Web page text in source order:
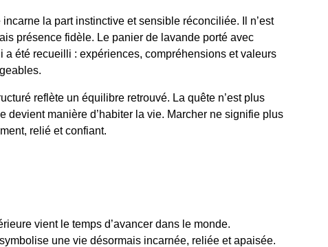
incarne la part instinctive et sensible réconciliée. Il n’est
présence fidèle. Le panier de lavande porté avec
a été recueilli : expériences, compréhensions et valeurs
reflète un équilibre retrouvé. La quête n’est plus
devient manière d’habiter la vie. Marcher ne signifie plus
relié et confiant.
vient le temps d’avancer dans le monde.
une vie désormais incarnée, reliée et apaisée.